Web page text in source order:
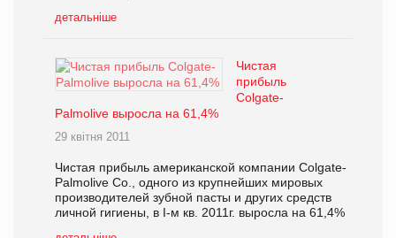
детальніше
Чистая
прибыль
Colgate-
Palmolive выросла на 61,4%
29 квітня 2011
Чистая прибыль американской компании Colgate-
Palmolive Co., одного из крупнейших мировых
производителей зубной пасты и других средств
личной гигиены, в I-м кв. 2011г. выросла на 61,4%